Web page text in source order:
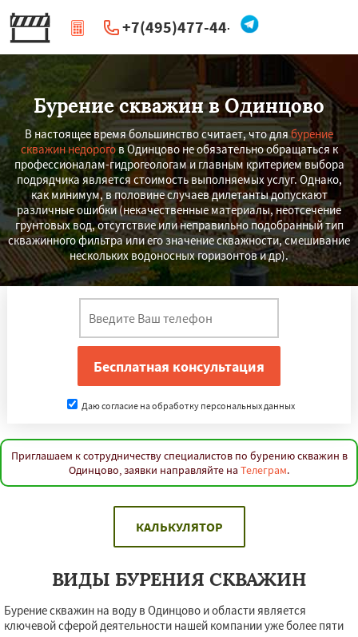
+7(495)477-44-66
| Перезвоните мне
Бурение скважин в Одинцово
В настоящее время большинство считает, что длябурение
скважин недорогов Одинцово не обязательно обращаться к
профессионалам-гидрогеологам и главным критерием выбора
подрядчика является стоимость выполняемых услуг. Однако,
как минимум, в половине случаев дилетанты допускают
различные ошибки (некачественные материалы, неотсечение
грунтовых вод, отсутствие или неправильно подобранный тип
скважинного фильтра или его значение скважности, смешивание
нескольких водоносных горизонтов и др).
Даю согласие на обработку персональных данных
Приглашаем к сотрудничеству специалистов по бурению скважин в
Одинцово, заявки направляйте на Телеграм.
КАЛЬКУЛЯТОР
ВИДЫ БУРЕНИЯ СКВАЖИН
Бурение скважин на воду в Одинцово и области является
ключевой сферой деятельности нашей компании уже более пяти